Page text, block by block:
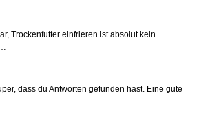
Trockenfutter einfrieren ist absolut kein
dass du Antworten gefunden hast. Eine gute